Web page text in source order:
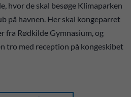
hvor de skal besøge Klimaparken
på havnen. Her skal kongeparret
fra Rødkilde Gymnasium, og
tro med reception på kongeskibet